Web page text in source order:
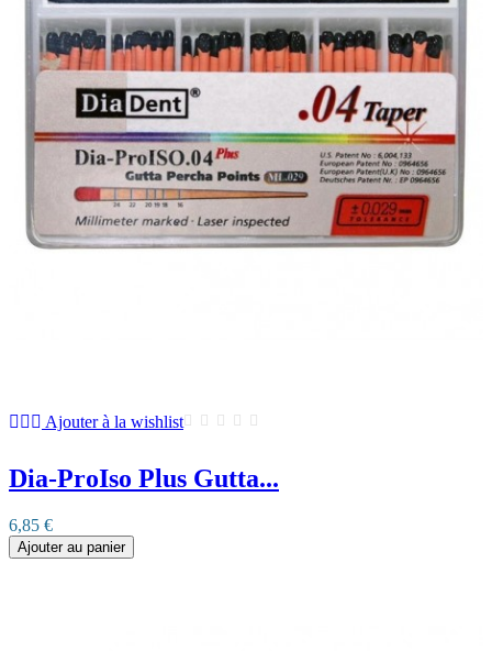
Ajouter à la wishlist
Dia-ProIso Plus Gutta...
6,85 €
Ajouter au panier